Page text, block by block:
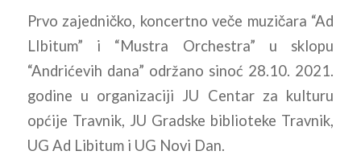
Prvo zajedničko, koncertno veče muzičara “Ad
LIbitum” i “Mustra Orchestra” u sklopu
“Andrićevih dana” održano sinoć 28.10. 2021.
godine u organizaciji JU Centar za kulturu
općije Travnik, JU Gradske biblioteke Travnik,
UG Ad Libitum i UG Novi Dan.